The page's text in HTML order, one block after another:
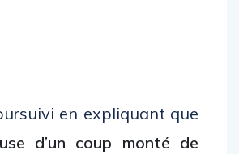
en expliquant que
d’un coup monté de